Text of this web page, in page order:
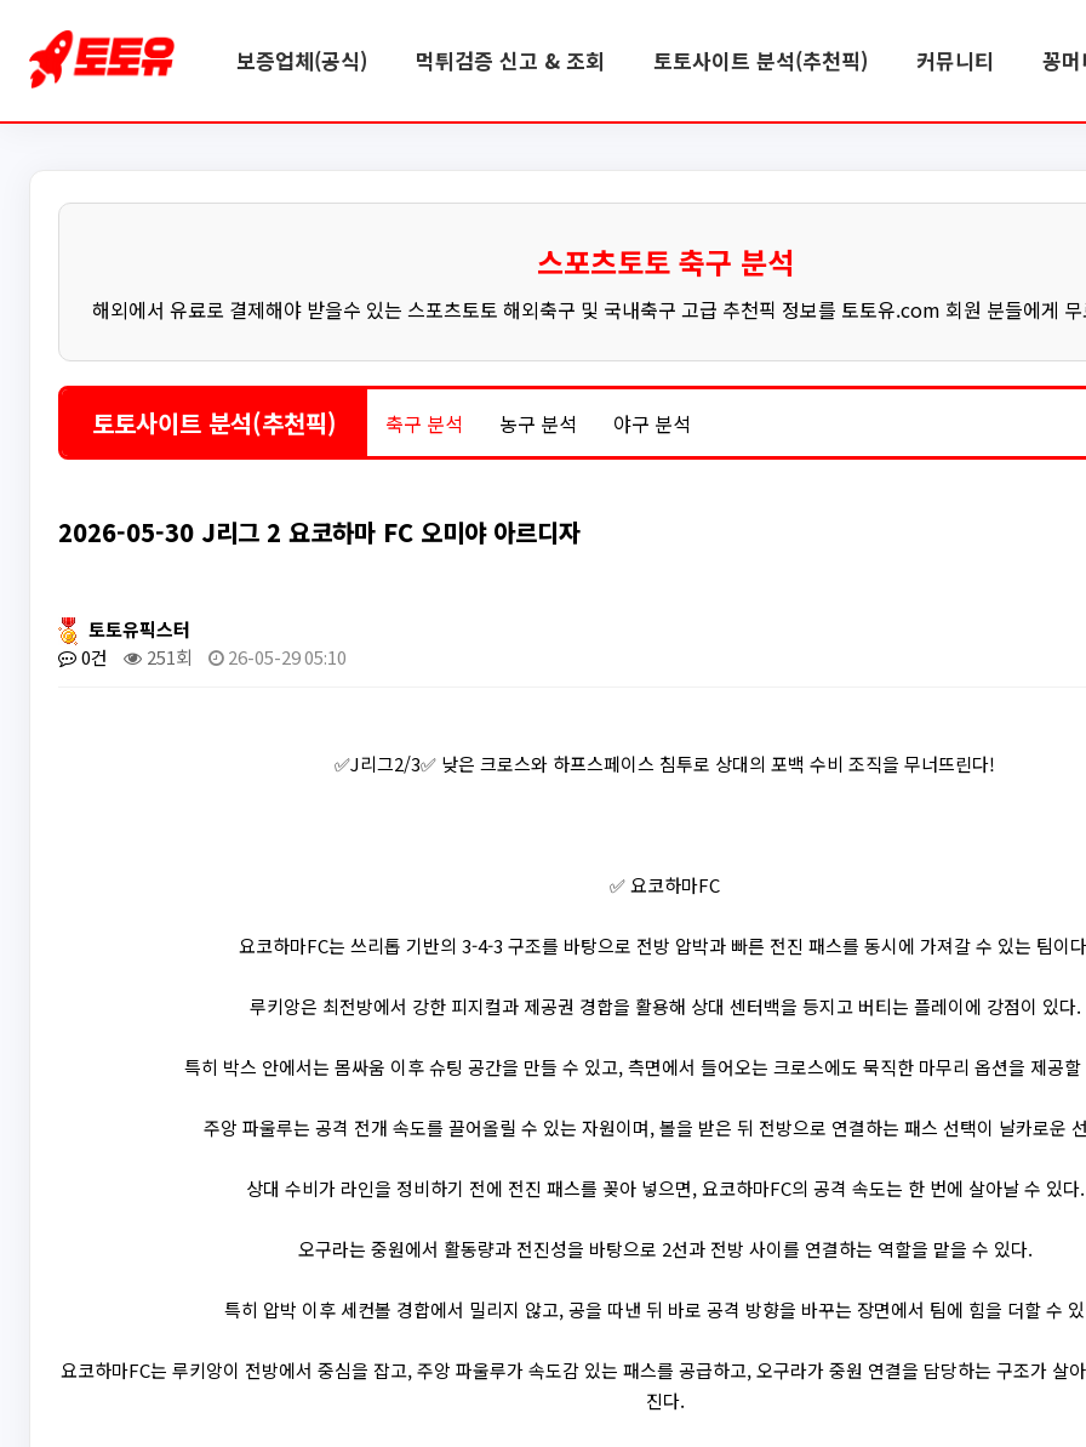
보증업체(공식) 먹튀검증 신고 & 조회 토토사이트 분석(추천픽) 커뮤니티 꽁
스포츠토토 축구 분석
해외에서 유료로 결제해야 받을수 있는 스포츠토토 해외축구 및 국내축구 고급 추천픽 정보를 토토유.com 회원 분들에게
토토사이트 분석(추천픽) 축구 분석 농구 분석 야구 분석
2026-05-30 J리그 2 요코하마 FC 오미야 아르디자
토토유픽스터
0건
251회 26-05-29 05:10
✅J리그2/3✅ 낮은 크로스와 하프스페이스 침투로 상대의 포백 수비 조직을 무너뜨린다!
✅ 요코하마FC
요코하마FC는 쓰리톱 기반의 3-4-3 구조를 바탕으로 전방 압박과 빠른 전진 패스를 동시에 가져갈 수 있는 팀이
루키앙은 최전방에서 강한 피지컬과 제공권 경합을 활용해 상대 센터백을 등지고 버티는 플레이에 강점이 있다.
특히 박스 안에서는 몸싸움 이후 슈팅 공간을 만들 수 있고, 측면에서 들어오는 크로스에도 묵직한 마무리 옵션을 제공
주앙 파울루는 공격 전개 속도를 끌어올릴 수 있는 자원이며, 볼을 받은 뒤 전방으로 연결하는 패스 선택이 날카로운
상대 수비가 라인을 정비하기 전에 전진 패스를 꽂아 넣으면, 요코하마FC의 공격 속도는 한 번에 살아날 수 있다.
오구라는 중원에서 활동량과 전진성을 바탕으로 2선과 전방 사이를 연결하는 역할을 맡을 수 있다.
특히 압박 이후 세컨볼 경합에서 밀리지 않고, 공을 따낸 뒤 바로 공격 방향을 바꾸는 장면에서 팀에 힘을 더할 수
요코하마FC는 루키앙이 전방에서 중심을 잡고, 주앙 파울루가 속도감 있는 패스를 공급하고, 오구라가 중원 연결을 담당하는 구조가 살
진다.